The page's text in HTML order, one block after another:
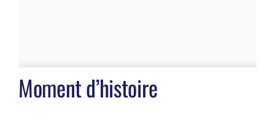
Moment d’histoire